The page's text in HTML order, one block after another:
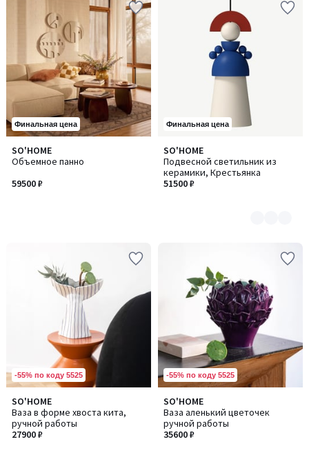
Финальная цена
SO'HOME
Объемное панно
59500 ₽
Финальная цена
SO'HOME
Подвесной светильник из
керамики, Крестьянка
51500 ₽
Количество
цветов:
3
-55% по коду 5525
SO'HOME
Ваза в форме хвоста кита,
ручной работы
27900 ₽
-55% по коду 5525
SO'HOME
Ваза аленький цветочек
ручной работы
35600 ₽